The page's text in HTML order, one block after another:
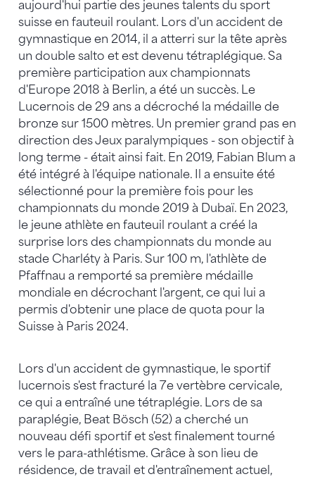
aujourd'hui partie des jeunes talents du sport
suisse en fauteuil roulant. Lors d'un accident de
gymnastique en 2014, il a atterri sur la tête après
un double salto et est devenu tétraplégique. Sa
première participation aux championnats
d'Europe 2018 à Berlin, a été un succès. Le
Lucernois de 29 ans a décroché la médaille de
bronze sur 1500 mètres. Un premier grand pas en
direction des Jeux paralympiques - son objectif à
long terme - était ainsi fait. En 2019, Fabian Blum a
été intégré à l'équipe nationale. Il a ensuite été
sélectionné pour la première fois pour les
championnats du monde 2019 à Dubaï. En 2023,
le jeune athlète en fauteuil roulant a créé la
surprise lors des championnats du monde au
stade Charléty à Paris. Sur 100 m, l'athlète de
Pfaffnau a remporté sa première médaille
mondiale en décrochant l'argent, ce qui lui a
permis d'obtenir une place de quota pour la
Suisse à Paris 2024.
Lors d'un accident de gymnastique, le sportif
lucernois s'est fracturé la 7e vertèbre cervicale,
ce qui a entraîné une tétraplégie. Lors de sa
paraplégie, Beat Bösch (52) a cherché un
nouveau défi sportif et s'est finalement tourné
vers le para-athlétisme. Grâce à son lieu de
résidence, de travail et d'entraînement actuel,